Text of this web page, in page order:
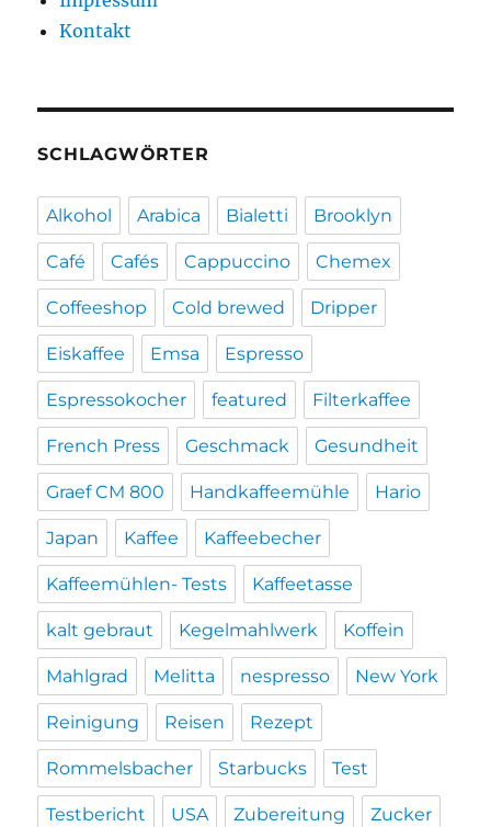
Kontakt
SCHLAGWÖRTER
Alkohol Arabica Bialetti Brooklyn
Café Cafés Cappuccino Chemex
Coffeeshop Cold brewed Dripper
Eiskaffee Emsa Espresso
Espressokocher featured Filterkaffee
French Press Geschmack Gesundheit
Graef CM 800 Handkaffeemühle Hario
Japan Kaffee Kaffeebecher
Kaffeemühlen- Tests Kaffeetasse
kalt gebraut Kegelmahlwerk Koffein
Mahlgrad Melitta nespresso New York
Reinigung Reisen Rezept
Rommelsbacher Starbucks Test
Testbericht USA Zubereitung Zucker